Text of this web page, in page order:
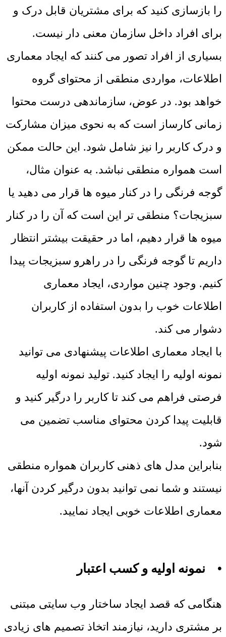
را بازسازی کنید که برای مشتریان قابل درک و
برای افراد داخل سازمان معنی دار نیست.
بسیاری از افراد تصور می کنند که ایجاد معماری
اطلاعات، مواردی منطقی از محتوای گروه
خواهد بود. در عوض، سازماندهی درست محتوا
زمانی کارساز است که به نحوی میزان مشارکت
و درک کاربر را نیز شامل شود. این حالت ممکن
است همواره منطقی نباشد. به عنوان مثال،
گوجه فرنگی را در کنار میوه ها قرار می دهید یا
سبزیجات؟ منطقی تر این است که آن را در کنار
میوه ها قرار دهیم، اما در حقیقت بیشتر انتظار
داریم تا گوجه فرنگی را در راهرو سبزیجات پیدا
کنیم. وجود چنین مواردی، ایجاد معماری
اطلاعات خوب را بدون استفاده از کاربران
دشوار می کند.
با ایجاد معماری اطلاعات پیشنهادی می توانید
نمونه اولیه را ایجاد کنید. تولید نمونه اولیه
فرصتی فراهم می کند تا کاربر را درگیر کنید و
قابلیت پیدا کردن محتوای مناسب تضمین می
شود.
بنابراین مدل های ذهنی کاربران همواره منطقی
نیستند و شما نمی توانید بدون درگیر کردن آنها،
معماری اطلاعات خوبی ایجاد نمایید.
• نمونه اولیه و کسب اعتبار
هنگامی که قصد ایجاد ساختار وب سایتی مبتنی
بر مشتری دارید، نیازمند اتخاذ تصمیم های زیادی